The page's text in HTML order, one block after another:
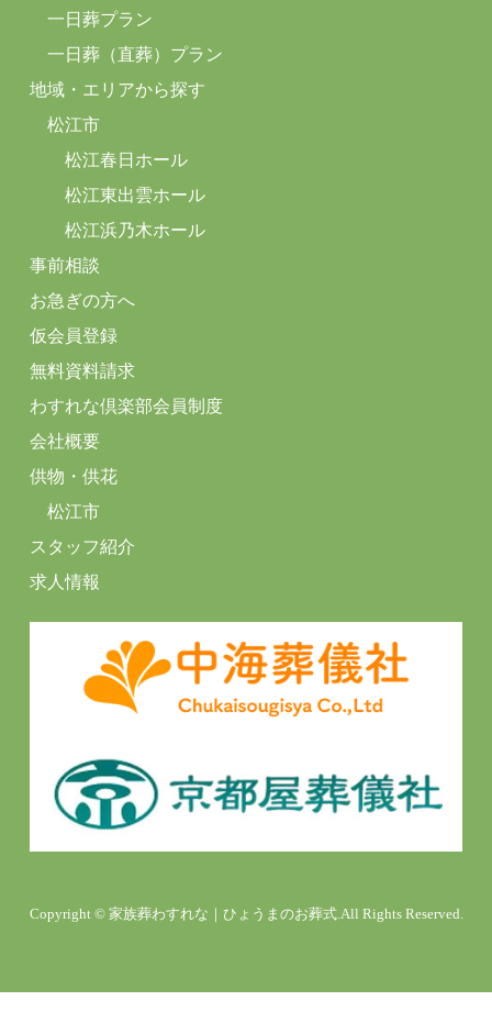
一日葬プラン
一日葬（直葬）プラン
地域・エリアから探す
松江市
松江春日ホール
松江東出雲ホール
松江浜乃木ホール
事前相談
お急ぎの方へ
仮会員登録
無料資料請求
わすれな倶楽部会員制度
会社概要
供物・供花
松江市
スタッフ紹介
求人情報
Copyright © 家族葬わすれな｜ひょうまのお葬式.All Rights Reserved.